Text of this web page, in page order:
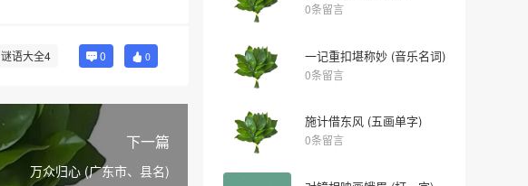
谜语大全4 0 0
下一篇
万众归心 (广东市、县名)
0条留言
一记重扣堪称妙 (音乐名词)
0条留言
施计借东风 (五画单字)
0条留言